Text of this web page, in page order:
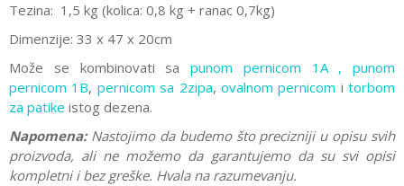
Tezina: 1,5 kg (kolica: 0,8 kg + ranac 0,7kg)
Dimenzije: 33 x 47 x 20cm
Može se kombinovati sa punom pernicom 1A ,
punom
pernicom 1B, pernicom sa 2zipa, ovalnom pernicom i torbom
za patike istog dezena.
Napomena: Nastojimo da budemo što precizniji u opisu svih
proizvoda, ali ne možemo da garantujemo da su svi opisi
kompletni i bez greške. Hvala na razumevanju.